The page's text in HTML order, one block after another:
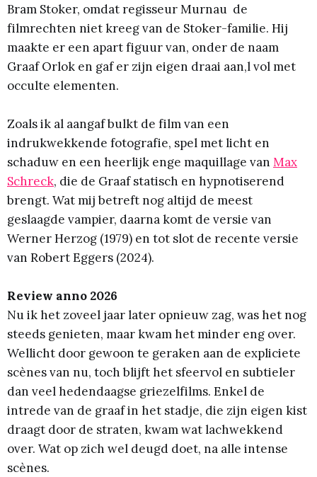
Bram Stoker, omdat regisseur Murnau de
filmrechten niet kreeg van de Stoker-familie. Hij
maakte er een apart figuur van, onder de naam
Graaf Orlok en gaf er zijn eigen draai aan,l vol met
occulte elementen.
Zoals ik al aangaf bulkt de film van een
indrukwekkende fotografie, spel met licht en
schaduw en een heerlijk enge maquillage van Max
Schreck, die de Graaf statisch en hypnotiserend
brengt. Wat mij betreft nog altijd de meest
geslaagde vampier, daarna komt de versie van
Werner Herzog (1979) en tot slot de recente versie
van Robert Eggers (2024).
Review anno 2026
Nu ik het zoveel jaar later opnieuw zag, was het nog
steeds genieten, maar kwam het minder eng over.
Wellicht door gewoon te geraken aan de expliciete
scènes van nu, toch blijft het sfeervol en subtieler
dan veel hedendaagse griezelfilms. Enkel de
intrede van de graaf in het stadje, die zijn eigen kist
draagt door de straten, kwam wat lachwekkend
over. Wat op zich wel deugd doet, na alle intense
scènes.